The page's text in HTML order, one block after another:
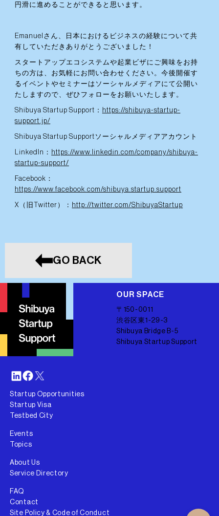
円滑に進めることができると思います。
‍Emanuelさん、日本におけるビジネスの経験について共
有していただきありがとうございました！
スタートアップエコシステムや起業ビザにご興味をお持
ちの方は、お気軽にお問い合わせください。今後開催す
るイベントやセミナーはソーシャルメディアにて公開い
たしますので、ぜひフォローをお願いいたします。
Shibuya Startup Support：
https://shibuya-startup-
support.jp/
Shibuya Startup Supportソーシャルメディアアカウント
LinkedIn：
https://www.linkedin.com/company/shibuya-
startup-support/
Facebook：
https://www.facebook.com/shibuya.startup.support
X（旧Twitter）： http://twitter.com/ShibuyaStartup
GO BACK
OUR SPACE
〒150-0011
渋谷区東1-29-3
Shibuya Bridge B-5
Shibuya Startup Support
Startup Opportunities
Startup Visa
Testbed City
Events
Topics
About Us
Service Directory
FAQ
Contact
Site Policy & Code of Conduct